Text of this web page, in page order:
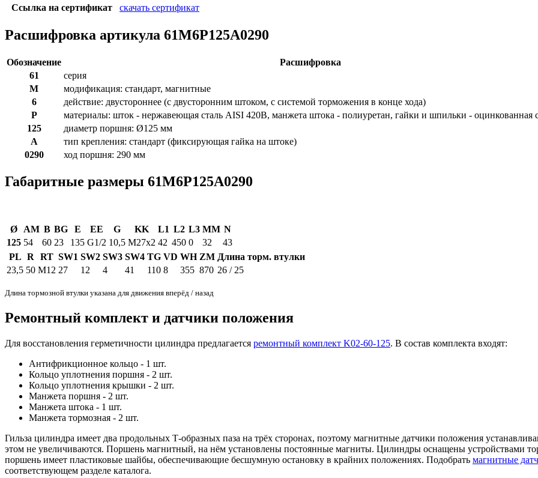
Ссылка на сертификат
скачать сертификат
Расшифровка артикула 61M6P125A0290
Обозначение
Расшифровка
61
серия
M
модификация: стандарт, магнитные
6
действие: двустороннее (с двусторонним штоком, с системой торможения в конце хода)
P
материалы: шток - нержавеющая сталь AISI 420B, манжета штока - полиуретан, гайки и шпильки - оцинкованная
125
диаметр поршня: Ø125 мм
A
тип крепления: стандарт (фиксирующая гайка на штоке)
0290
ход поршня: 290 мм
Габаритные размеры 61M6P125A0290
Ø AM B BG E EE G KK L1 L2 L3 MM N
125 54 60 23 135 G1/2 10,5 M27x2 42 450 0 32
43
PL R RT SW1 SW2 SW3 SW4 TG VD WH ZM Длина торм. втулки
23,5 50 M12 27 12 4 41 110 8 355 870 26 / 25
Длина тормозной втулки указана для движения вперёд / назад
Ремонтный комплект и датчики положения
Для восстановления герметичности цилиндра предлагается ремонтный комплект K02-60-125. В состав комплекта входят:
Антифрикционное кольцо - 1 шт.
Кольцо уплотнения поршня - 2 шт.
Кольцо уплотнения крышки - 2 шт.
Манжета поршня - 2 шт.
Манжета штока - 1 шт.
Манжета тормозная - 2 шт.
Гильза цилиндра имеет два продольных Т-образных паза на трёх сторонах, поэтому магнитные датчики положения
этом не увеличиваются. Поршень магнитный, на нём установлены постоянные магниты. Цилиндры оснащены устройствами
поршень имеет пластиковые шайбы, обеспечивающие бесшумную остановку в крайних положениях. Подобрать магнитные
соответствующем разделе каталога.